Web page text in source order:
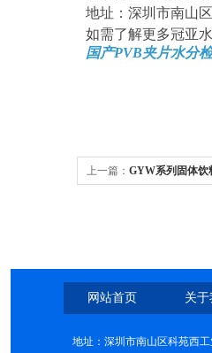
地址：深圳市南山
如需了解更多冠亚
国产PVB夹片水分
上一篇： GYW系列固体饮
网站首页 关
地址：深圳市南山区科苑西